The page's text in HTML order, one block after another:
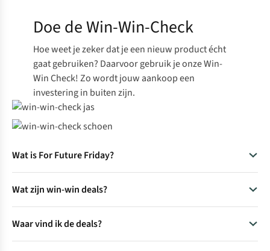
Doe de Win-Win-Check
Hoe weet je zeker dat je een nieuw product écht
gaat gebruiken? Daarvoor gebruik je onze Win-
Win Check! Zo wordt jouw aankoop een
investering in buiten zijn.
Wat is For Future Friday?
Friday. Bever gelooft namelijk dat producten bedoeld zijn
om buiten te gebruiken, niet om te verstoffen in de kast. Een
bewuste aankoop vermindert de bijdrage aan de afvalberg
Wat zijn win-win deals?
waarbij je nu iets extra’s krijgt – zoals een gratis wasbeurt,
een extra jaar garantie of 50% korting op onze
Waar vind ik de deals?